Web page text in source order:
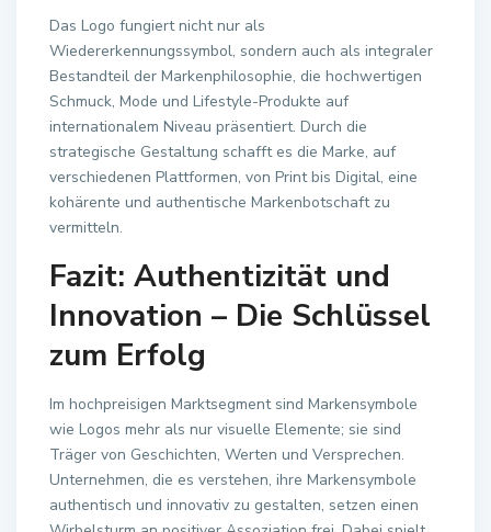
Das Logo fungiert nicht nur als
Wiedererkennungssymbol, sondern auch als integraler
Bestandteil der Markenphilosophie, die hochwertigen
Schmuck, Mode und Lifestyle-Produkte auf
internationalem Niveau präsentiert. Durch die
strategische Gestaltung schafft es die Marke, auf
verschiedenen Plattformen, von Print bis Digital, eine
kohärente und authentische Markenbotschaft zu
vermitteln.
Fazit: Authentizität und
Innovation – Die Schlüssel
zum Erfolg
Im hochpreisigen Marktsegment sind Markensymbole
wie Logos mehr als nur visuelle Elemente; sie sind
Träger von Geschichten, Werten und Versprechen.
Unternehmen, die es verstehen, ihre Markensymbole
authentisch und innovativ zu gestalten, setzen einen